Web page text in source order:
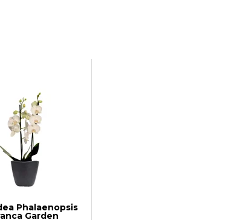
Phalaenopsis
Garden